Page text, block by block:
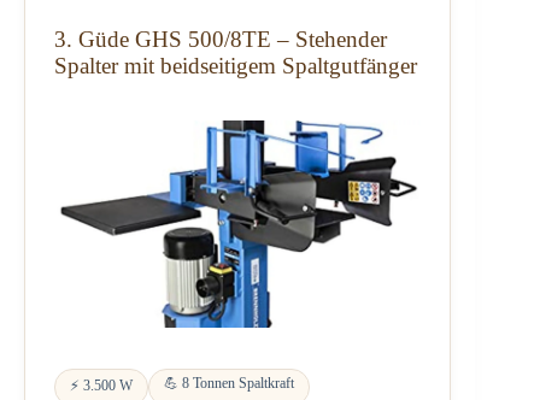
3. Güde GHS 500/8TE – Stehender
Spalter mit beidseitigem Spaltgutfänger
⚡ 3.500 W 💪 8 Tonnen Spaltkraft